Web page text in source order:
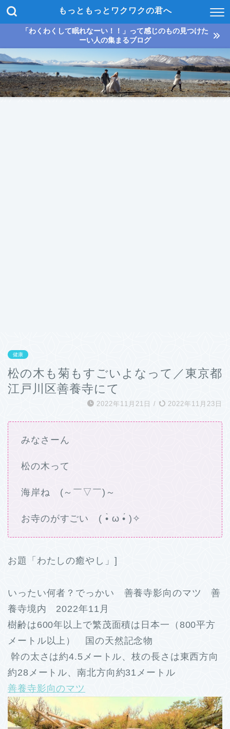
もっともっとワクワクの君へ
「わくわくして眠れなーい！！」って感じのもの見つけた
ーい人の集まるブログ
健康
松の木も菊もすごいよなって／東京都
江戸川区善養寺にて
2022年11月21日 / 2022年11月23日
みなさーん
松の木って
海岸ね (～￣▽￣)～
お寺のがすごい ( •̀ ω •́ )✧
お題「わたしの癒やし」]
いったい何者？でっかい 善養寺影向のマツ 善
養寺境内 2022年11月
樹齢は600年以上で繁茂面積は日本一（800平方
メートル以上） 国の天然記念物
幹の太さは約4.5メートル、枝の長さは東西方向
約28メートル、南北方向約31メートル
善養寺影向のマツ